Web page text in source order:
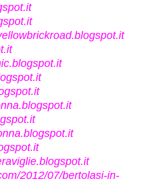
2012/07/bertolasi-in-